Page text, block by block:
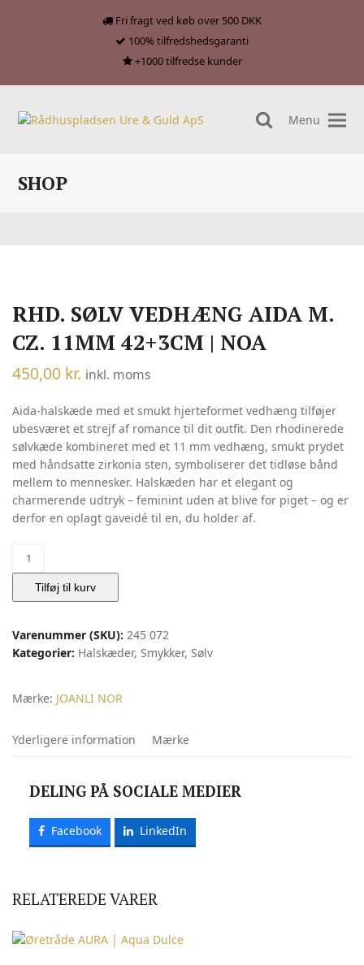
Fri fragt ved køb over 500 DKK
100% tilfredshedsgaranti
+1000 tilfredse kunder
search
Menu
SHOP
RHD. SØLV VEDHÆNG AIDA M.
CZ. 11MM 42+3CM | NOA
450,00 kr. inkl. moms
Aida-halskæde med et smukt hjerteformet vedhæng tilføjer
ubesværet et strejf af romance til dit outfit. Den rhodinerede
sølvkæde kombineret med et 11 mm vedhæng, smukt prydet
med håndsatte zirkonia sten, symboliserer det tidløse bånd
mellem to mennesker. Halskæden har et elegant og
charmerende udtryk – feminint uden at blive for piget – og er
derfor en oplagt gaveidé til en, du holder af.
Rhd.
sølv
vedhæng
AIDA
cz.
11mm
|
Tilføj til kurv
Varenummer (SKU): 245 072
Kategorier: Halskæder, Smykker, Sølv
Mærke: JOANLI NOR
Yderligere information Mærke
DELING PÅ SOCIALE MEDIER
Facebook LinkedIn
RELATEREDE VARER